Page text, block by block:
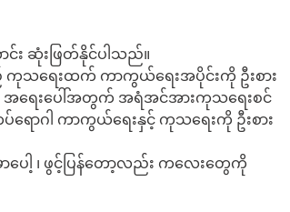
င်း ဆုံးဖြတ်နိုင်ပါသည်။
ည် ကုသရေးထက် ကာကွယ်ရေးအပိုင်းကို ဦးစား
အရေးပေါ်အတွက် အရံအင်အားကုသရေးစင်
ရောဂါ ကာကွယ်ရေးနှင့် ကုသရေးကို ဦးစား
ေါ့ ၊ ဖွင့်ပြန်တော့လည်း ကလေးတွေကို